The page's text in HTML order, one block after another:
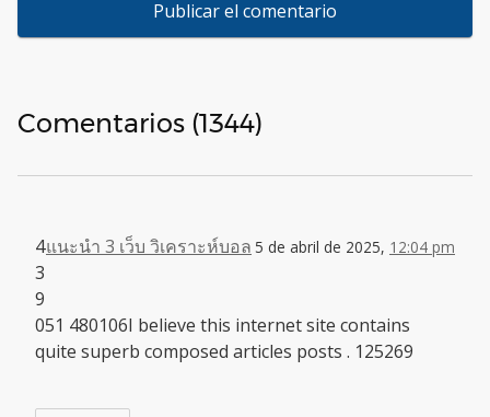
Comentarios (1344)
แนะนำ 3 เว็บ วิเคราะห์บอล 5 de abril de 2025, 12:04 pm
4
3
9
051 480106I believe this internet site contains
quite superb composed articles posts . 125269